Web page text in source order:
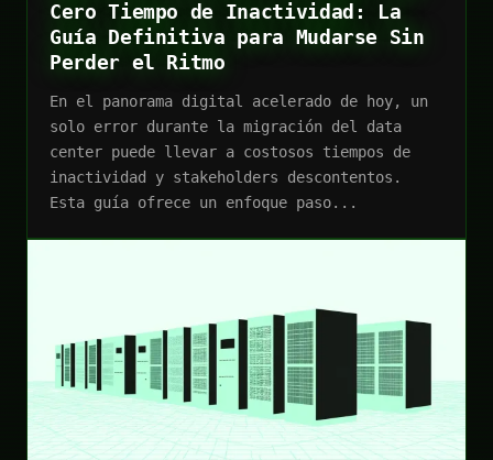
Cero Tiempo de Inactividad: La
Guía Definitiva para Mudarse Sin
Perder el Ritmo
En el panorama digital acelerado de hoy, un
solo error durante la migración del data
center puede llevar a costosos tiempos de
inactividad y stakeholders descontentos.
Esta guía ofrece un enfoque paso...